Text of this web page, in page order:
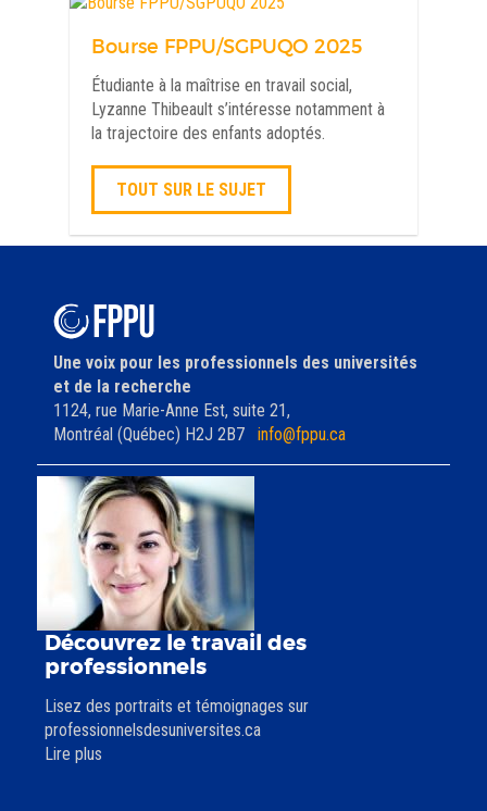
Bourse FPPU/SGPUQO 2025
Étudiante à la maîtrise en travail social,
Lyzanne Thibeault s’intéresse notamment à
la trajectoire des enfants adoptés.
TOUT SUR LE SUJET
Une voix pour les professionnels des universités
et de la recherche
1124, rue Marie-Anne Est, suite 21,
Montréal (Québec) H2J 2B7 info@fppu.ca
Découvrez le travail des
professionnels
Lisez des portraits et témoignages sur
professionnelsdesuniversites.ca
Lire plus